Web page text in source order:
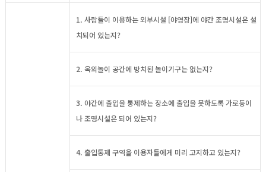
1. 사람들이 이용하는 외부시설 [야영장]에 야간 조명시설은 설
치되어 있는지?
2. 옥외놀이 공간에 방치된 놀이기구는 없는지?
3. 야간에 출입을 통제하는 장소에 출입을 못하도록 가로등이
나 조명시설은 되어 있는지?
4. 출입통제 구역을 이용자들에게 미리 고지하고 있는지?